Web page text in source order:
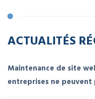
ACTUALITÉS
Maintenance de site
entreprises ne peuvent